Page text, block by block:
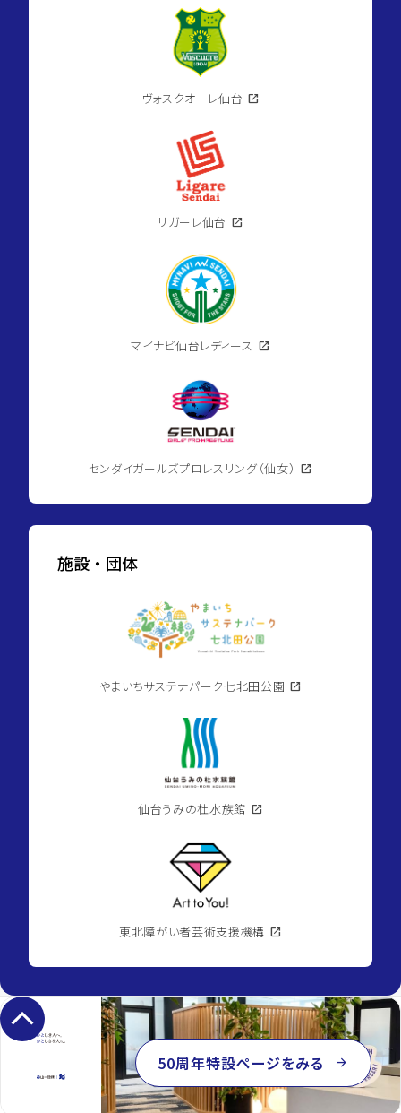
ヴォスクオーレ仙台 open_in_new
リガーレ仙台 open_in_new
マイナビ仙台レディース open_in_new
センダイガールズプロレスリング（仙女） open_in_new
施設・団体
やまいちサステナパーク七北田公園 open_in_new
仙台うみの杜水族館 open_in_new
東北障がい者芸術支援機構 open_in_new
keyboard_arrow_up
50周年特設ページをみる arrow_forward